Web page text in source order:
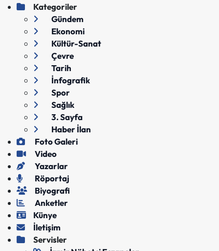
Kategoriler
Gündem
Ekonomi
Kültür-Sanat
Çevre
Tarih
İnfografik
Spor
Sağlık
3. Sayfa
Haber İlan
Foto Galeri
Video
Yazarlar
Röportaj
Biyografi
Anketler
Künye
İletişim
Servisler